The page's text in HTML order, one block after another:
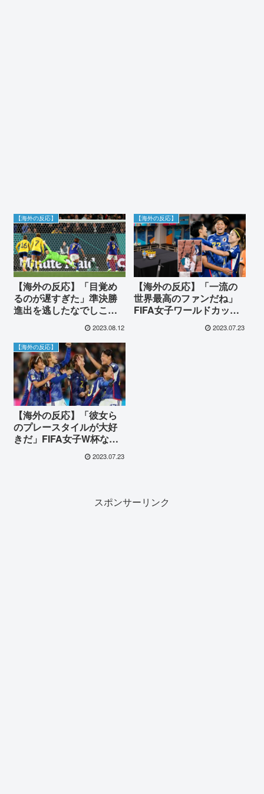
【海外の反応】
【海外の反応】「目覚め
るのが遅すぎた」準決勝
進出を逃したなでしこジ
ャパンに海外が悲痛2023.08.12
【海外の反応】
【海外の反応】「一流の
世界最高のファンだね」
FIFA女子ワールドカップ
での大勝利後、日本サポ
ーターが行った清掃活動
2023.07.23
【海外の反応】
【海外の反応】「彼女ら
のプレースタイルが大好
きだ」FIFA女子W杯なで
しこジャパン初戦の圧倒
的勝利に海外が称賛！2023.07.23
スポンサーリンク